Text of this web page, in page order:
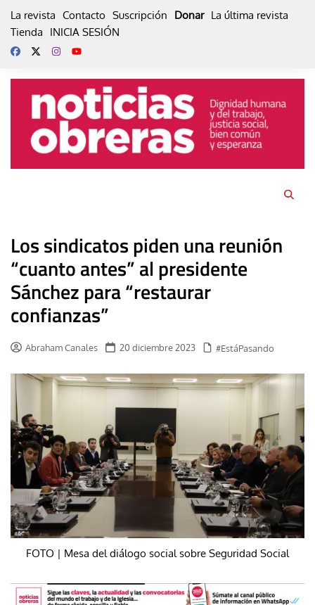
La revista Contacto Suscripción Donar La última revista
Tienda
INICIA SESIÓN
Los sindicatos piden una reunión
“cuanto antes” al presidente
Sánchez para “restaurar
confianzas”
Abraham Canales 20 diciembre 2023 #EstáPasando
FOTO | Mesa del diálogo social sobre Seguridad Social